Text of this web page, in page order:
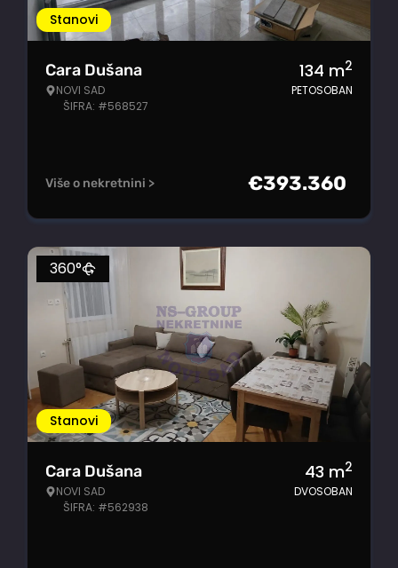
Stanovi
Cara Dušana
NOVI SAD
ŠIFRA: #568527
134 m2
PETOSOBAN
Više o nekretnini > €393.360
Stanovi
360°
Cara Dušana
NOVI SAD
ŠIFRA: #562938
43 m2
DVOSOBAN